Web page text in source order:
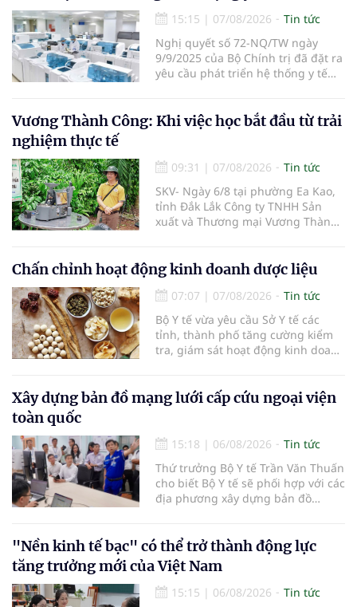
địa bàn tỉnh trong tháng 10/2026.
15:15 | 07/08/2026
Tin tức
Nghị quyết số 72-NQ/TW ngày
9/9/2025 của Bộ Chính trị đã đặt ra
yêu cầu phát triển hệ thống y tế
Vương Thành Công: Khi việc học bắt đầu từ trải
nghiệm thực tế
09:31 | 07/08/2026
Tin tức
SKV- Ngày 6/8 tại phường Ea Kao,
tỉnh Đắk Lắk Công ty TNHH Sản
xuất và Thương mại Vương Thành
tham gia của các chủ doanh
nghiệp, chủ quán cà phê, hợp tác
xã, người làm nông nghiệp và
những người yêu thích cà phê.
Chấn chỉnh hoạt động kinh doanh dược liệu
07:07 | 07/08/2026
Tin tức
Bộ Y tế vừa yêu cầu Sở Y tế các
tỉnh, thành phố tăng cường kiểm
tra, giám sát hoạt động kinh doanh
Xây dựng bản đồ mạng lưới cấp cứu ngoại viện
toàn quốc
15:18 | 06/08/2026
Tin tức
Thứ trưởng Bộ Y tế Trần Văn Thuấn
cho biết Bộ Y tế sẽ phối hợp với các
địa phương xây dựng bản đồ
thiện cơ chế tài chính và đa dạng
hóa phương tiện nhằm nâng cao
năng lực cấp cứu trước viện trên
phạm vi cả nước.
"Nền kinh tế bạc" có thể trở thành động lực
tăng trưởng mới của Việt Nam
15:15 | 06/08/2026
Tin tức